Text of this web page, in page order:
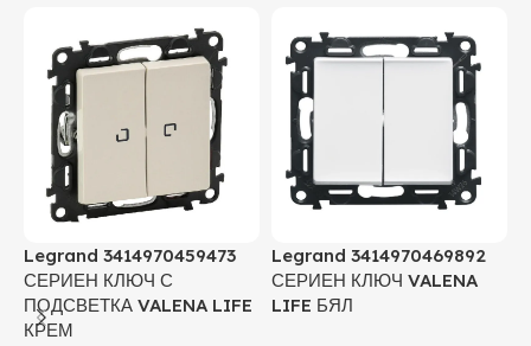
Legrand 3414970459473
СЕРИЕН КЛЮЧ С
ПОДСВЕТКА VALENA LIFE
КРЕМ
Legrand 3414970469892
СЕРИЕН КЛЮЧ VALENA
LIFE БЯЛ